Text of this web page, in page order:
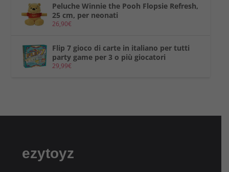
Peluche Winnie the Pooh Flopsie Refresh,
25 cm, per neonati
26,90€
Flip 7 gioco di carte in italiano per tutti
party game per 3 o più giocatori
29,99€
ezytoyz